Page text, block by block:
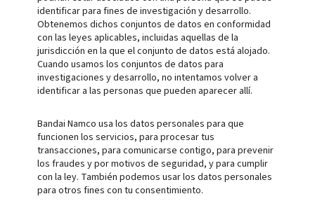
identificar para fines de investigación y desarrollo.
Obtenemos dichos conjuntos de datos en conformidad
con las leyes aplicables, incluidas aquellas de la
jurisdicción en la que el conjunto de datos está alojado.
Cuando usamos los conjuntos de datos para
investigaciones y desarrollo, no intentamos volver a
identificar a las personas que pueden aparecer allí.
Bandai Namco usa los datos personales para que
funcionen los servicios, para procesar tus
transacciones, para comunicarse contigo, para prevenir
los fraudes y por motivos de seguridad, y para cumplir
con la ley. También podemos usar los datos personales
para otros fines con tu consentimiento.